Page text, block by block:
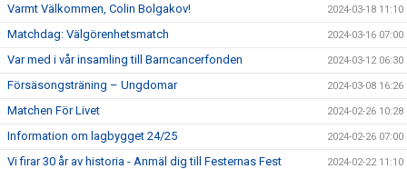
Varmt Välkommen, Colin Bolgakov! 2024-03-18 11:10
Matchdag: Välgörenhetsmatch 2024-03-16 07:00
Var med i vår insamling till Barncancerfonden 2024-03-12 06:30
Försäsongsträning – Ungdomar 2024-03-08 16:26
Matchen För Livet 2024-02-26 10:28
Information om lagbygget 24/25 2024-02-26 07:00
Vi firar 30 år av historia - Anmäl dig till Festernas Fest 2024-02-22 11:10